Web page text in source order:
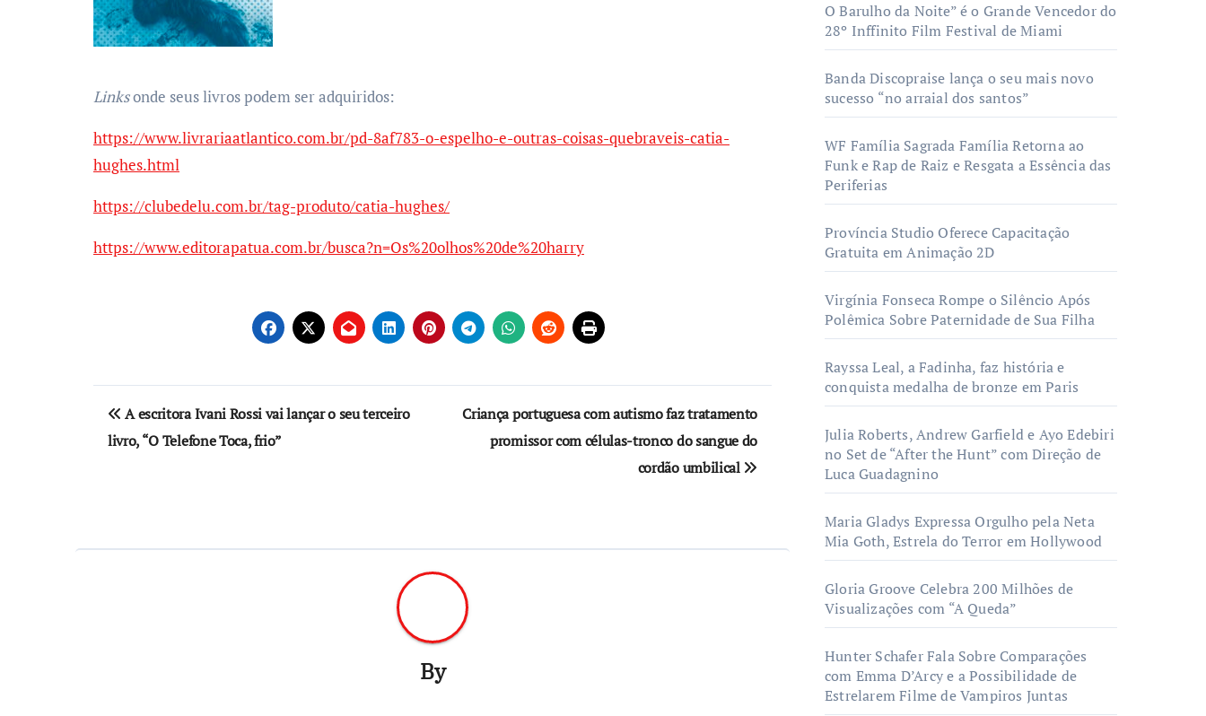
Linksonde seus livros podem ser adquiridos:
https://www.livrariaatlantico.com.br/pd-8af783-o-espelho-e-outras-coisas-quebraveis-catia-
hughes.html
https://clubedelu.com.br/tag-produto/catia-hughes/
https://www.editorapatua.com.br/busca?n=Os%20olhos%20de%20harry
Navegação
de
A escritora Ivani Rossi vai lançar o seu terceiro
livro, “O Telefone Toca, frio”
Criança portuguesa com autismo faz tratamento
promissor com células-tronco do sangue do
cordão umbilical
By
O Barulho da Noite” é o Grande Vencedor do
28º Inffinito Film Festival de Miami
Banda Discopraise lança o seu mais novo
sucesso “no arraial dos santos”
WF Família Sagrada Família Retorna ao
Funk e Rap de Raiz e Resgata a Essência das
Periferias
Província Studio Oferece Capacitação
Gratuita em Animação 2D
Virgínia Fonseca Rompe o Silêncio Após
Polêmica Sobre Paternidade de Sua Filha
Rayssa Leal, a Fadinha, faz história e
conquista medalha de bronze em Paris
Julia Roberts, Andrew Garfield e Ayo Edebiri
no Set de “After the Hunt” com Direção de
Luca Guadagnino
Maria Gladys Expressa Orgulho pela Neta
Mia Goth, Estrela do Terror em Hollywood
Gloria Groove Celebra 200 Milhões de
Visualizações com “A Queda”
Hunter Schafer Fala Sobre Comparações
com Emma D’Arcy e a Possibilidade de
Estrelarem Filme de Vampiros Juntas